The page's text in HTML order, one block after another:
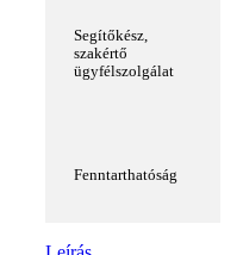
Segítőkész,
szakértő
ügyfélszolgálat
Fenntarthatóság